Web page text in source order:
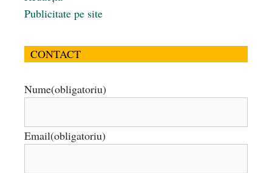
Publicitate pe site
CONTACT
Nume(obligatoriu)
Email(obligatoriu)